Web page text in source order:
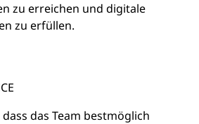
zu erreichen und digitale
zu erfüllen.
das Team bestmöglich